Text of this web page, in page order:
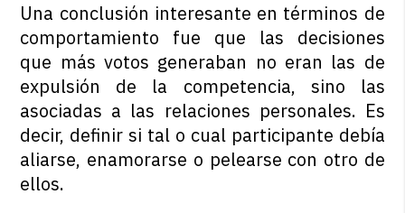
Una conclusión interesante en términos de
comportamiento fue que las decisiones
que más votos generaban no eran las de
expulsión de la competencia, sino las
asociadas a las relaciones personales. Es
decir, definir si tal o cual participante debía
aliarse, enamorarse o pelearse con otro de
ellos.